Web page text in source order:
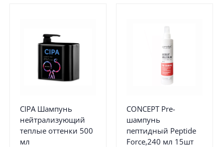
CIPA Шампунь
нейтрализующий
теплые оттенки 500
мл
CONCEPT Pre-
шампунь
пептидный Peptide
Force,240 мл 15шт